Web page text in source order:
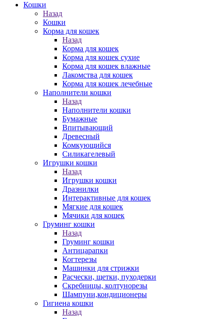
Кошки
Назад
Кошки
Корма для кошек
Назад
Корма для кошек
Корма для кошек сухие
Корма для кошек влажные
Лакомства для кошек
Корма для кошек лечебные
Наполнители кошки
Назад
Наполнители кошки
Бумажные
Впитывающий
Древесный
Комкующийся
Силикагелевый
Игрушки кошки
Назад
Игрушки кошки
Дразнилки
Интерактивные для кошек
Мягкие для кошек
Мячики для кошек
Груминг кошки
Назад
Груминг кошки
Антицарапки
Когтерезы
Машинки для стрижки
Расчески, щетки, пуходерки
Скребницы, колтунорезы
Шампуни,кондиционеры
Гигиена кошки
Назад